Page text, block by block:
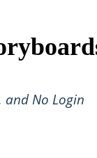
and No Login